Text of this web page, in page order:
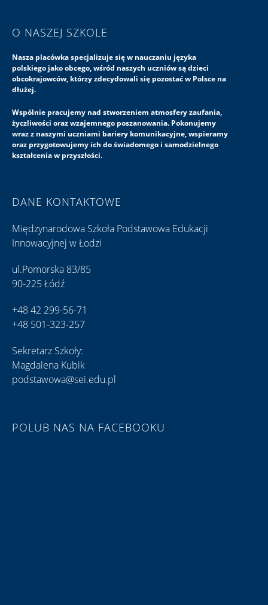
O NASZEJ SZKOLE
Nasza placówka specjalizuje się w nauczaniu języka
polskiego jako obcego, wśród naszych uczniów są dzieci
obcokrajowców, którzy zdecydowali się pozostać w Polsce na
dłużej.
Wspólnie pracujemy nad stworzeniem atmosfery zaufania,
życzliwości oraz wzajemnego poszanowania. Pokonujemy
wraz z naszymi uczniami bariery komunikacyjne, wspieramy
oraz przygotowujemy ich do świadomego i samodzielnego
kształcenia w przyszłości.
DANE KONTAKTOWE
Międzynarodowa Szkoła Podstawowa Edukacji
Innowacyjnej w Łodzi
ul.Pomorska 83/85
90-225 Łódź
+48 42 299-56-71
+48 501-323-257
Sekretarz Szkoły:
Magdalena Kubik
podstawowa@sei.edu.pl
POLUB NAS NA FACEBOOKU